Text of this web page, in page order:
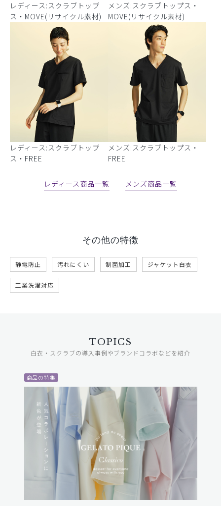
レディース:スクラブトップ
ス・MOVE(リサイクル素材)
メンズ:スクラブトップス・
MOVE(リサイクル素材)
レディース:スクラブトップ
ス・FREE
メンズ:スクラブトップス・
FREE
レディース商品一覧 メンズ商品一覧
その他の特徴
静電防止 汚れにくい 制菌加工 ジャケット白衣
工業洗濯対応
TOPICS
白衣・スクラブの導入事例やブランドコラボなどを紹介
商品の特集